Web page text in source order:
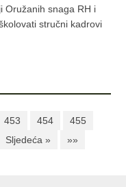
Oružanih snaga RH i
stručni kadrovi
453 454
455
Sljedeća » »»